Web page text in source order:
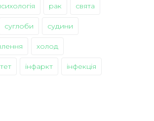
рак свята
суглоби судини
холод
інфаркт інфекція